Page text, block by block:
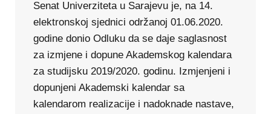
Senat Univerziteta u Sarajevu je, na 14.
elektronskoj sjednici održanoj 01.06.2020.
godine donio Odluku da se daje saglasnost
za izmjene i dopune Akademskog kalendara
za studijsku 2019/2020. godinu. Izmjenjeni i
dopunjeni Akademski kalendar sa
kalendarom realizacije i nadoknade nastave,